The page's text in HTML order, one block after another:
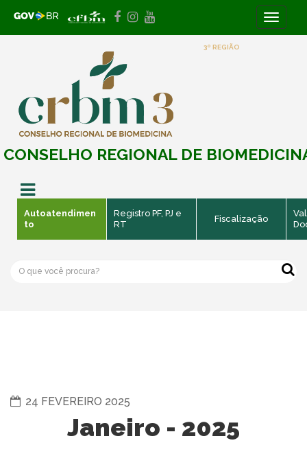
Toggle
3º REGIÃO
CONSELHO REGIONAL DE
Autoatendimen
to
Registro PF, PJ e
RT
Fiscalização
24 FEVEREIRO 2025
Janeiro - 2025